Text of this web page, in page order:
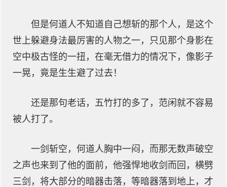
但是何道人不知道自己想斩的那个人，是这个
世上躲避身法最厉害的人物之一，只见那个身影在
空中极古怪的一扭，在毫无借力的情况下，像影子
一晃，竟是生生避了过去！
还是那句老话，五竹打的多了，范闲就不容易
被人打了。
一剑斩空，何道人胸中一闷，而那无数声破空
之声也来到了他的面前，他强悍地收剑而回，横劈
三剑，将大部分的暗器击落，等暗器落到地上，才